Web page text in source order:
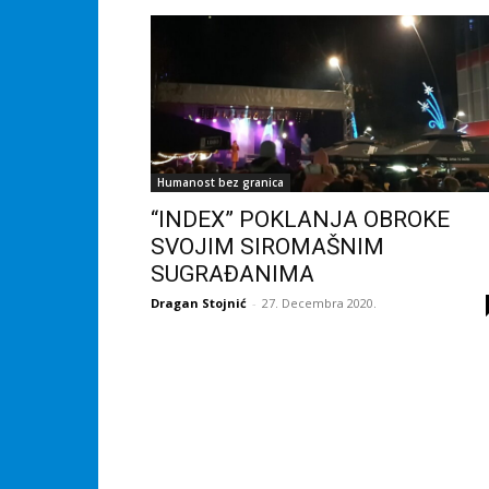
Humanost bez granica
“INDEX” POKLANJA OBROKE
SVOJIM SIROMAŠNIM
SUGRAĐANIMA
Dragan Stojnić - 27. Decembra 2020.